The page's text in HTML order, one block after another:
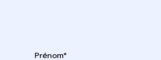
Prénom*